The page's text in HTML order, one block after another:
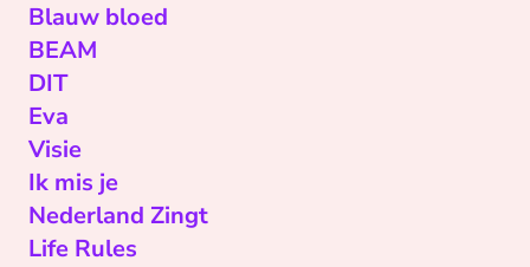
Blauw bloed
BEAM
DIT
Eva
Visie
Ik mis je
Nederland Zingt
Life Rules